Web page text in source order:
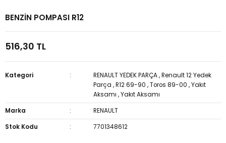
BENZİN POMPASI R12
516,30 TL
Kategori RENAULT YEDEK PARÇA ,Renault 12 Yedek
Parça ,R12 69-90 ,Toros 89-00 ,Yakıt
Aksamı ,Yakıt Aksamı
Marka
RENAULT
Stok Kodu
7701348612